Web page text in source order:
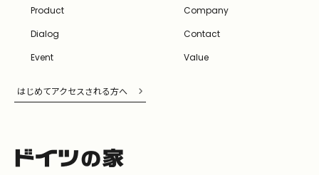
Product
Company
Dialog
Contact
Event
Value
はじめてアクセスされる方へ